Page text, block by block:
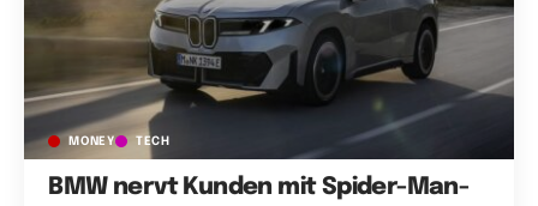
MONEY TECH
BMW nervt Kunden mit Spider-Man-